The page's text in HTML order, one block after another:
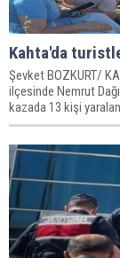
Kahta'da
Şevket BOZKURT/
ilçesinde Nemrut
kazada 13 kişi